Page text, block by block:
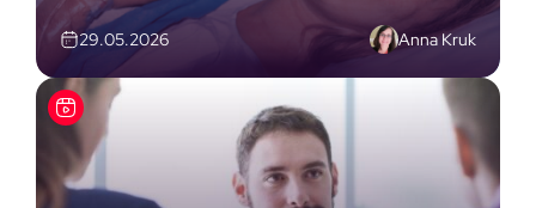
29.05.2026 Anna Kruk